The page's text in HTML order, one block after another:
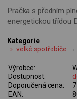
Pračka s předním
energetickou třídou
Kategorie
velké spotřebiče →
Výrobce:
Dostupnost:
Doporučená cena:
EAN: